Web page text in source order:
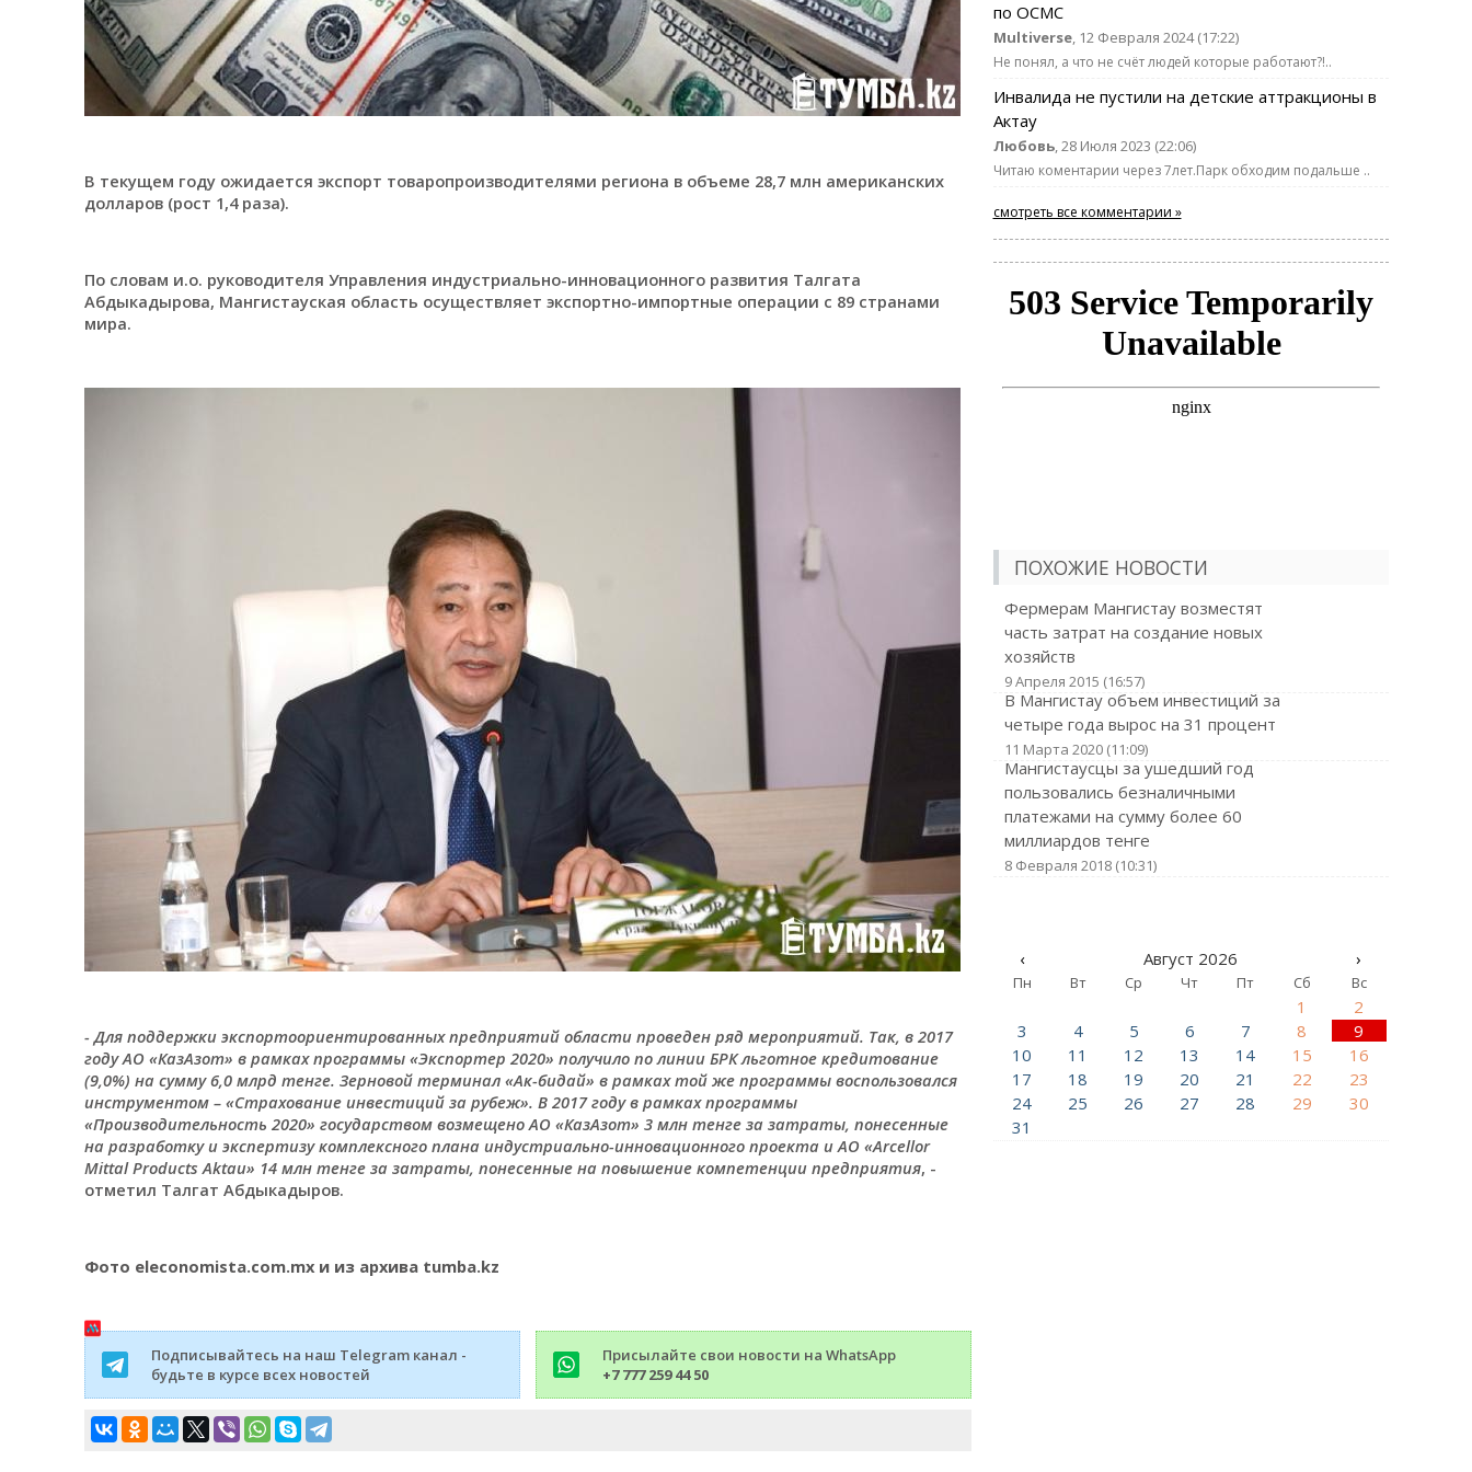
В текущем году ожидается экспорт товаропроизводителями региона в объеме 28,7 млн американских
долларов (рост 1,4 раза).
По словам и.о. руководителя Управления индустриально-инновационного развития Талгата
Абдыкадырова, Мангистауская область осуществляет экспортно-импортные операции с 89 странами
мира.
- Для поддержки экспортоориентированных предприятий области проведен ряд мероприятий. Так, в 2017
году АО «КазАзот» в рамках программы «Экспортер 2020» получило по линии БРК льготное кредитование
(9,0%) на сумму 6,0 млрд тенге. Зерновой терминал «Ак-бидай» в рамках той же программы воспользовался
инструментом – «Страхование инвестиций за рубеж». В 2017 году в рамках программы
«Производительность 2020» государством возмещено АО «КазАзот» 3 млн тенге за затраты, понесенные
на разработку и экспертизу комплексного плана индустриально-инновационного проекта и АО «Arcellor
Mittal Products Aktau» 14 млн тенге за затраты, понесенные на повышение компетенции предприятия, -
отметил Талгат Абдыкадыров.
Фото eleconomista.com.mx и из архива tumba.kz
Подписывайтесь на наш Telegram канал -
будьте в курсе всех новостей
Присылайте свои новости на WhatsApp
+7 777 259 44 50
по ОСМС
Multiverse, 12 Февраля 2024 (17:22)
Не понял, а что не счёт людей которые работают?!..
Инвалида не пустили на детские аттракционы в
Актау
Любовь, 28 Июля 2023 (22:06)
Читаю коментарии через 7лет.Парк обходим подальше ..
смотреть все комментарии »
ПОХОЖИЕ НОВОСТИ
Фермерам Мангистау возместят
часть затрат на создание новых
хозяйств
9 Апреля 2015 (16:57)
В Мангистау объем инвестиций за
четыре года вырос на 31 процент
11 Марта 2020 (11:09)
Мангистаусцы за ушедший год
пользовались безналичными
платежами на сумму более 60
миллиардов тенге
8 Февраля 2018 (10:31)
‹ Август 2026 ›
Пн Вт Ср Чт Пт Сб Вс
1
2
3
4 5 6 7 8
9
10
11 12 13 14 15
16
17
18 19 20 21 22
23
24
25 26 27 28 29
30
31